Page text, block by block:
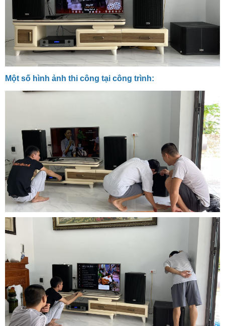
Một số hình ảnh thi công tại công trình: